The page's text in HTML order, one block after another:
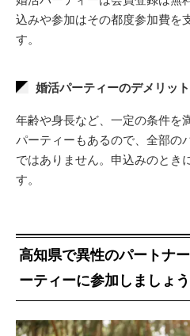
込みや参加はその都度参加費を
す。
婚活パーティーのデメリッ
年齢や身長など、一定の条件を
パーティーもあるので、全部の
ではありません。申込みのとき
す。
高知県で異性のパートナ
ーティーに参加しましょう